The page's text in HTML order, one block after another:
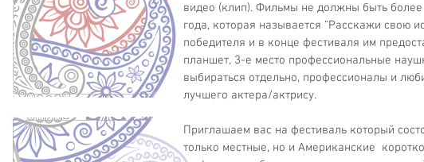
видео (клип). Фильмы не должны быть более
года, которая называется “Расскажи свою
победителя и в конце фестиваля им
планшет, 3-е место профессиональные
выбираться отдельно, профессионалы и
лучшего актера/актрису.
Приглашаем вас на фестиваль который
только местные, но и Американские